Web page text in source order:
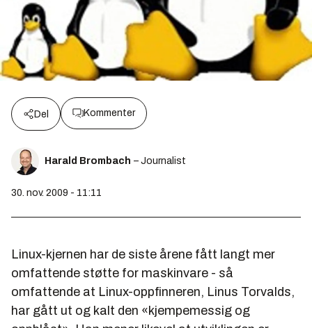
Del Kommenter
Harald Brombach – Journalist
30. nov. 2009 - 11:11
Linux-kjernen har de siste årene fått langt mer
omfattende støtte for maskinvare - så
omfattende at Linux-oppfinneren, Linus Torvalds,
har gått ut og kalt den «kjempemessig og